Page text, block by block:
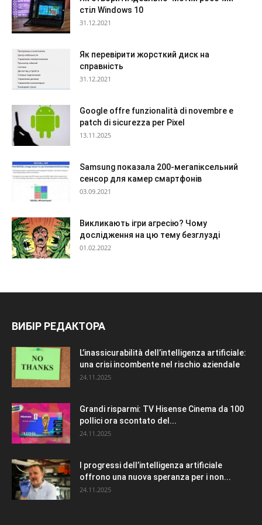
стіл Windows 10
31.12.2021
Як перевірити жорсткий диск на
справність
31.12.2021
Google offre funzionalità di novembre e
patch di sicurezza per Pixel
13.11.2025
Samsung показала 200-мегапіксельний
сенсор для камер смартфонів
03.09.2021
Викликають ігри агресію? Чому
дослідження на цю тему безглузді
01.02.2022
ВИБІР РЕДАКТОРА
L’inassicurabilità dell’intelligenza artificiale:
una crisi incombente nel rischio aziendale
24.11.2025
Grandi risparmi: TV Hisense Cinema da 100
pollici ora scontato del...
24.11.2025
I progressi dell’intelligenza artificiale
offrono una nuova speranza per i non...
24.11.2025